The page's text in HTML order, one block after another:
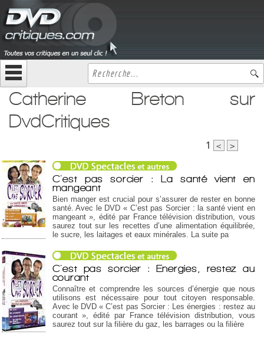
Catherine Breton sur
DvdCritiques
1 < >
C'est pas sorcier : La santé vient en
mangeant
Bien manger est crucial pour s’assurer de rester en bonne
santé. Avec le DVD « C’est pas Sorcier : la santé vient en
mangeant », édité par France télévision distribution, vous
saurez tout sur les recettes d’une alimentation équilibrée,
le sucre, les laitages et eaux minérales. La suite pa
C'est pas sorcier : Energies, restez au
courant
Connaître et comprendre les sources d’énergie que nous
utilisons est nécessaire pour tout citoyen responsable.
Avec le DVD « C’est pas Sorcier : Les énergies : restez au
courant », édité par France télévision distribution, vous
saurez tout sur la filière du gaz, les barrages ou la filière